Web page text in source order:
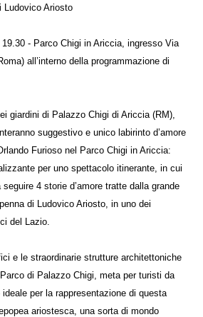
Ludovico Ariosto
- Parco Chigi in Ariccia, ingresso Via
all’interno della programmazione di
giardini di Palazzo Chigi di Ariccia (RM),
suggestivo e unico labirinto d’amore
Furioso nel Parco Chigi in Ariccia:
per uno spettacolo itinerante, in cui
4 storie d’amore tratte dalla grande
di Ludovico Ariosto, in uno dei
del Lazio.
e le straordinarie strutture architettoniche
di Palazzo Chigi, meta per turisti da
per la rappresentazione di questa
ariostesca, una sorta di mondo